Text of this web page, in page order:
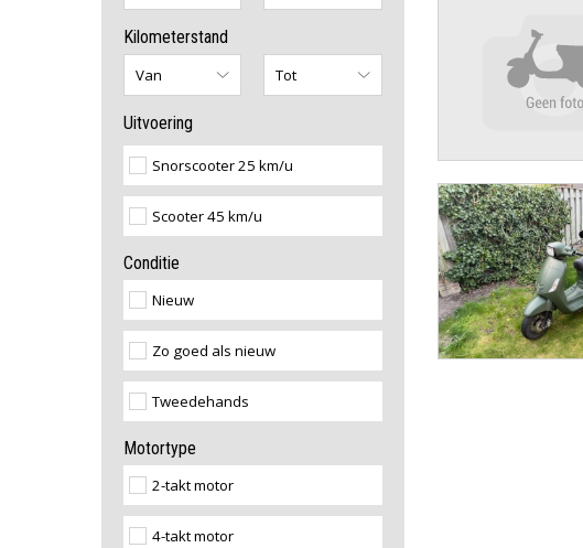
Kilometerstand
Uitvoering
Snorscooter 25 km/u
Scooter 45 km/u
Conditie
Nieuw
Zo goed als nieuw
Tweedehands
Motortype
2-takt motor
4-takt motor